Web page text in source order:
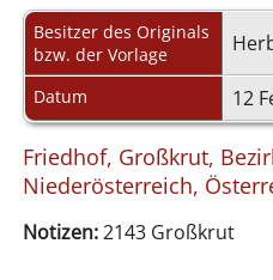
Besitzer des Originals
bzw. der Vorlage
Datum 12
Friedhof, Großkrut,
Niederösterreich,
Notizen:2143 Großkrut